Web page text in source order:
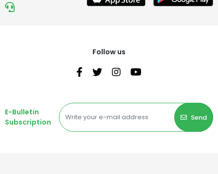
Follow us
E-Bulletin
Subscription
Send